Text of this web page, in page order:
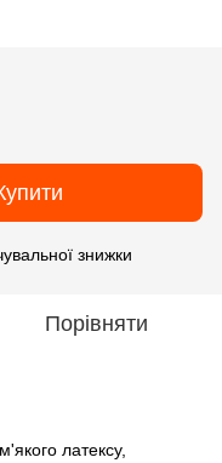
знижки
Порівняти
латексу,